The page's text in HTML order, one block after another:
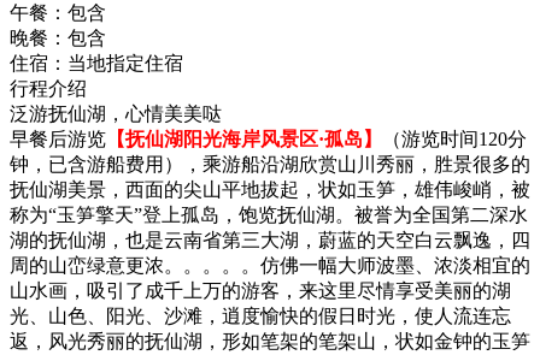
午餐： 包含
晚餐： 包含
住宿： 当地指定住宿
行程介绍
泛游抚仙湖，心情美美哒
早餐后游览 【抚仙湖阳光海岸风景区·孤岛】
（游览时间120分
钟，已含游船费用），乘游船沿湖欣赏山川秀丽，胜景很多的
抚仙湖美景，西面的尖山平地拔起，状如玉笋，雄伟峻峭，被
称为“玉笋擎天”登上孤岛，饱览抚仙湖。被誉为全国第二深水
湖的抚仙湖，也是云南省第三大湖，蔚蓝的天空白云飘逸，四
周的山峦绿意更浓。。。。。仿佛一幅大师波墨、浓淡相宜的
山水画，吸引了成千上万的游客，来这里尽情享受美丽的湖
光、山色、阳光、沙滩，逍度愉快的假日时光，使人流连忘
返，风光秀丽的抚仙湖，形如笔架的笔架山，状如金钟的玉笋